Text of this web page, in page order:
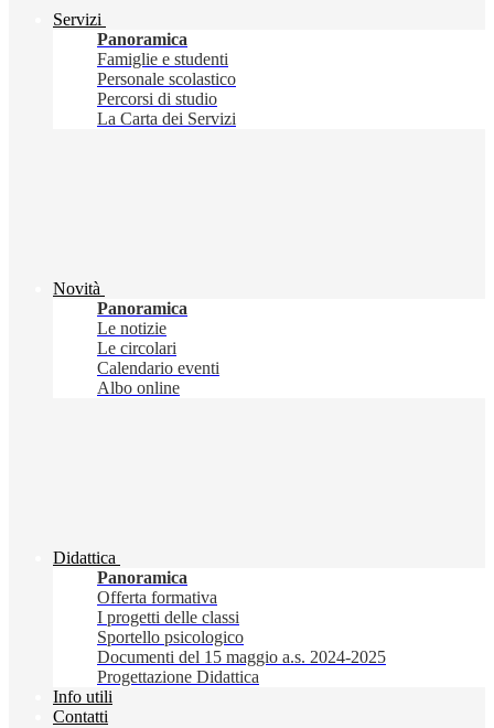
Servizi
Panoramica
Famiglie e studenti
Personale scolastico
Percorsi di studio
La Carta dei Servizi
Novità
Panoramica
Le notizie
Le circolari
Calendario eventi
Albo online
Didattica
Panoramica
Offerta formativa
I progetti delle classi
Sportello psicologico
Documenti del 15 maggio a.s. 2024-2025
Progettazione Didattica
Info utili
Contatti